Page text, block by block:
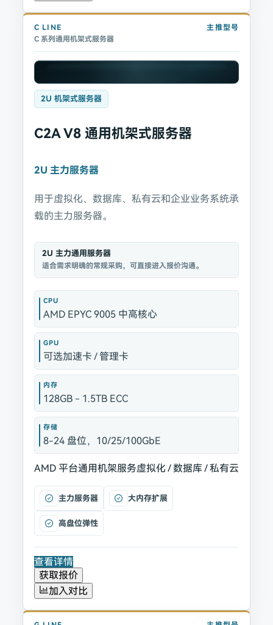
C LINE
C 系列通用机架式服务器
主推型号
2U 机架式服务器
C2A V8 通用机架式服务器
2U 主力服务器
用于虚拟化、数据库、私有云和企业业务系统承
载的主力服务器。
2U 主力通用服务器
适合需求明确的常规采购，可直接进入报价沟通。
CPU
AMD EPYC 9005 中高核心
GPU
可选加速卡 / 管理卡
内存
128GB - 1.5TB ECC
存储
8-24 盘位，10/25/100GbE
AMD 平台通用机架服务虚拟化 / 数据库 / 私有云
主力服务器 大内存扩展
高盘位弹性
查看详情
获取报价
加入对比